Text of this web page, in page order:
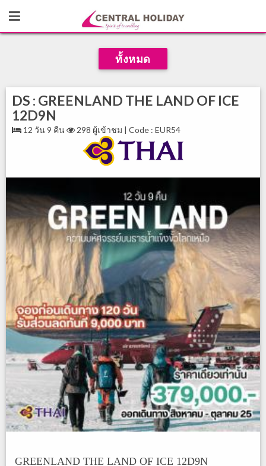
ทั้งหมด
DS : GREENLAND THE LAND OF ICE
12D9N
12 วัน 9 คืน 298 ผู้เข้าชม | Code : EUR54
GREENLAND THE LAND OF ICE 12D9N